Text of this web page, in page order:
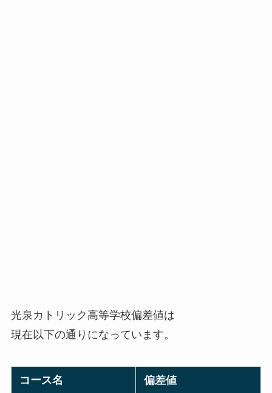
光泉カトリック高等学校偏差値は
現在以下の通りになっています。
コース名 偏差値